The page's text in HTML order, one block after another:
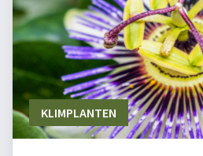
KLIMPLANTEN